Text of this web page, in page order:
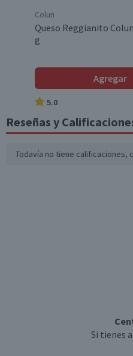
Colun
Queso Reggianito
g
Agregar
5.0
Reseñas y
Todavía no tiene calificaciones,
Si tienes